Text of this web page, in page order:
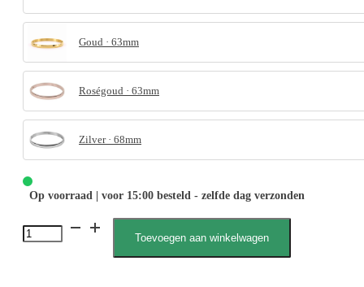
Goud · 63mm
Roségoud · 63mm
Zilver · 68mm
Op voorraad | voor 15:00 besteld - zelfde dag verzonden
Noor
Toevoegen aan winkelwagen